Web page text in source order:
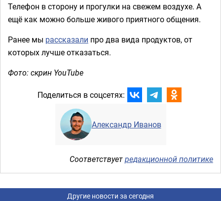
Телефон в сторону и прогулки на свежем воздухе. А
ещё как можно больше живого приятного общения.
Ранее мы рассказали про два вида продуктов, от
которых лучше отказаться.
Фото: скрин YouTube
Поделиться в соцсетях:
Александр Иванов
Соответствуетредакционной политике
Другие новости за сегодня